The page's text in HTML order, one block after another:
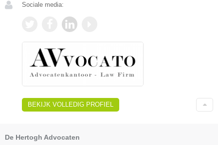
Sociale media:
BEKIJK VOLLEDIG PROFIEL
De Hertogh Advocaten